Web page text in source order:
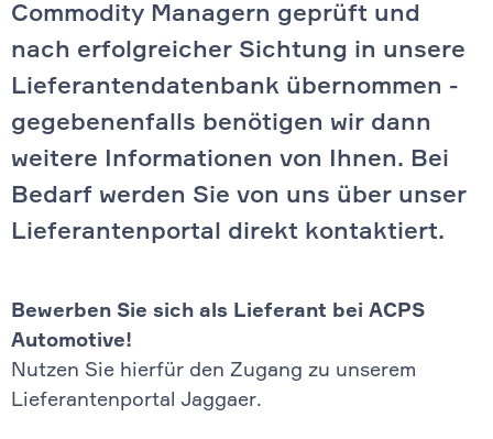
Commodity Managern geprüft und
nach erfolgreicher Sichtung in unsere
Lieferantendatenbank übernommen -
gegebenenfalls benötigen wir dann
weitere Informationen von Ihnen. Bei
Bedarf werden Sie von uns über unser
Lieferantenportal direkt kontaktiert.
Bewerben Sie sich als Lieferant bei ACPS
Automotive!
Nutzen Sie hierfür den Zugang zu unserem
Lieferantenportal Jaggaer.